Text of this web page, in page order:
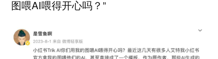
图喂AI喂得开心吗？”